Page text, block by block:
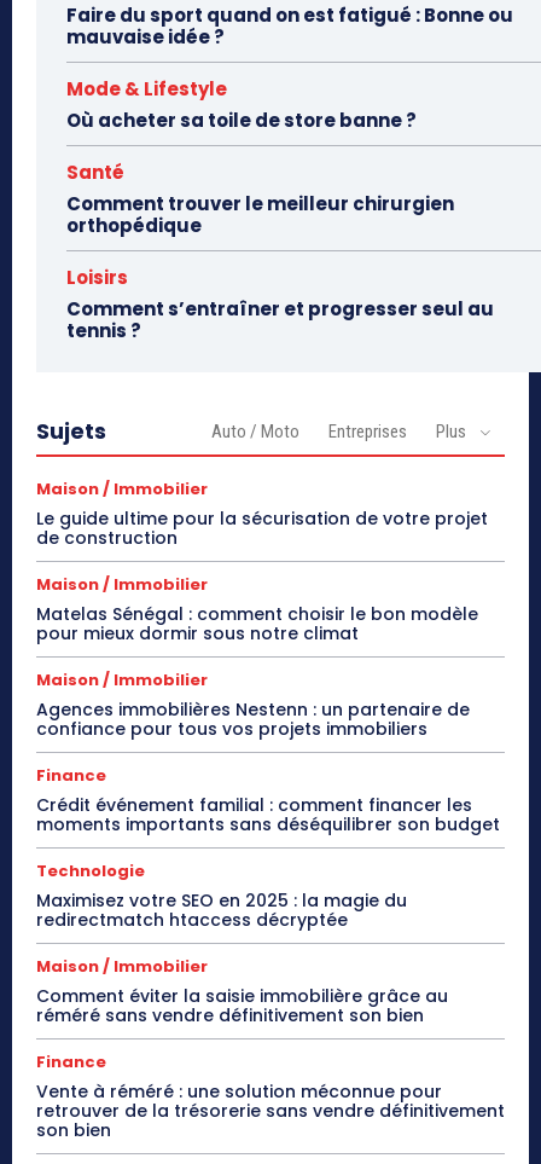
Faire du sport quand on est fatigué : Bonne ou
mauvaise idée ?
Mode & Lifestyle
Où acheter sa toile de store banne ?
Santé
Comment trouver le meilleur chirurgien
orthopédique
Loisirs
Comment s’entraîner et progresser seul au
tennis ?
Sujets Auto / Moto Entreprises Plus
Maison / Immobilier
Le guide ultime pour la sécurisation de votre projet
de construction
Maison / Immobilier
Matelas Sénégal : comment choisir le bon modèle
pour mieux dormir sous notre climat
Maison / Immobilier
Agences immobilières Nestenn : un partenaire de
confiance pour tous vos projets immobiliers
Finance
Crédit événement familial : comment financer les
moments importants sans déséquilibrer son budget
Technologie
Maximisez votre SEO en 2025 : la magie du
redirectmatch htaccess décryptée
Maison / Immobilier
Comment éviter la saisie immobilière grâce au
réméré sans vendre définitivement son bien
Finance
Vente à réméré : une solution méconnue pour
retrouver de la trésorerie sans vendre définitivement
son bien